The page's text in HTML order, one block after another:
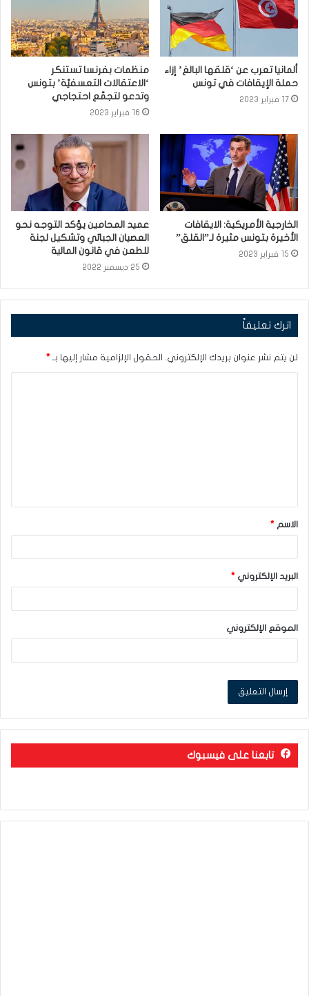
ألمانيا تعرب عن ‘قلقها البالغ’ إزاء
حملة الإيقافات في تونس
17 فبراير 2023
منظمات بفرنسا تستنكر
‘الاعتقالات التعسفيّة’ بتونس
وتدعو لتجمّع احتجاجي
16 فبراير 2023
الخارجية الأمريكية: الايقافات
الأخيرة بتونس مثيرة لـ”القلق”
15 فبراير 2023
عميد المحامين يؤكد التوجه نحو
العصيان الجبائي وتشكيل لجنة
للطعن في قانون المالية
25 ديسمبر 2022
اترك تعليقاً
لن يتم نشر عنوان بريدك الإلكتروني. الحقول الإلزامية مشار إليها بـ *
ق
*الاسم *
البريد الإلكتروني *
الموقع الإلكتروني
تابعنا على فيسبوك